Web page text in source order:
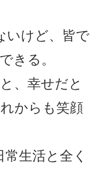
いけど、皆で
きる。
、幸せだと
からも笑顔
常生活と全く